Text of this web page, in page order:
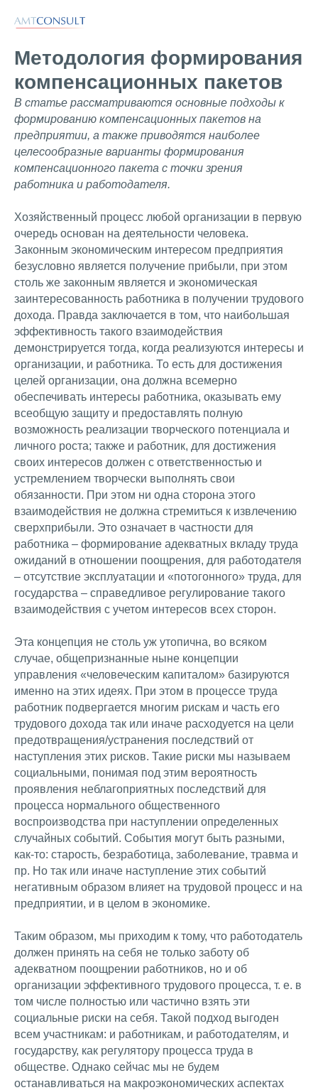
Методология формирования
компенсационных пакетов
В статье рассматриваются основные подходы к
формированию компенсационных пакетов на
предприятии, а также приводятся наиболее
целесообразные варианты формирования
компенсационного пакета с точки зрения
работника и работодателя.
Хозяйственный процесс любой организации в первую
очередь основан на деятельности человека.
Законным экономическим интересом предприятия
безусловно является получение прибыли, при этом
столь же законным является и экономическая
заинтересованность работника в получении трудового
дохода. Правда заключается в том, что наибольшая
эффективность такого взаимодействия
демонстрируется тогда, когда реализуются интересы и
организации, и работника. То есть для достижения
целей организации, она должна всемерно
обеспечивать интересы работника, оказывать ему
всеобщую защиту и предоставлять полную
возможность реализации творческого потенциала и
личного роста; также и работник, для достижения
своих интересов должен с ответственностью и
устремлением творчески выполнять свои
обязанности. При этом ни одна сторона этого
взаимодействия не должна стремиться к извлечению
сверхприбыли. Это означает в частности для
работника – формирование адекватных вкладу труда
ожиданий в отношении поощрения, для работодателя
– отсутствие эксплуатации и «потогонного» труда, для
государства – справедливое регулирование такого
взаимодействия с учетом интересов всех сторон.
Эта концепция не столь уж утопична, во всяком
случае, общепризнанные ныне концепции
управления «человеческим капиталом» базируются
именно на этих идеях. При этом в процессе труда
работник подвергается многим рискам и часть его
трудового дохода так или иначе расходуется на цели
предотвращения/устранения последствий от
наступления этих рисков. Такие риски мы называем
социальными, понимая под этим вероятность
проявления неблагоприятных последствий для
процесса нормального общественного
воспроизводства при наступлении определенных
случайных событий. События могут быть разными,
как-то: старость, безработица, заболевание, травма и
пр. Но так или иначе наступление этих событий
негативным образом влияет на трудовой процесс и на
предприятии, и в целом в экономике.
Таким образом, мы приходим к тому, что работодатель
должен принять на себя не только заботу об
адекватном поощрении работников, но и об
организации эффективного трудового процесса, т. е. в
том числе полностью или частично взять эти
социальные риски на себя. Такой подход выгоден
всем участникам: и работникам, и работодателям, и
государству, как регулятору процесса труда в
обществе. Однако сейчас мы не будем
останавливаться на макроэкономических аспектах